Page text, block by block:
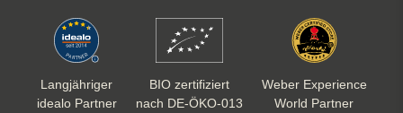
Langjähriger
idealo Partner
BIO zertifiziert
nach DE-ÖKO-013
Weber Experience
World Partner